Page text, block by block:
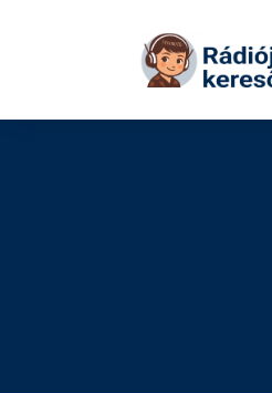
Tovább a tartalomhoz